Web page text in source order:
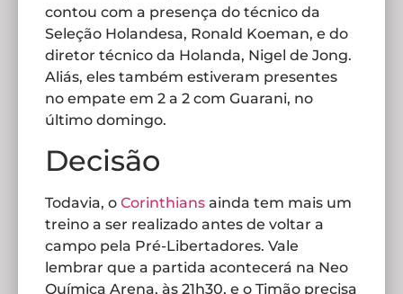
contou com a presença do técnico da
Seleção Holandesa, Ronald Koeman, e do
diretor técnico da Holanda, Nigel de Jong.
Aliás, eles também estiveram presentes
no empate em 2 a 2 com Guarani, no
último domingo.
Decisão
Todavia, o Corinthians ainda tem mais um
treino a ser realizado antes de voltar a
campo pela Pré-Libertadores. Vale
lembrar que a partida acontecerá na Neo
Química Arena, às 21h30, e o Timão precisa